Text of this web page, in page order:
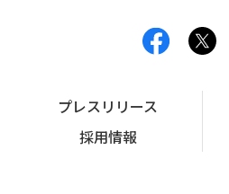
プレスリリース
採用情報